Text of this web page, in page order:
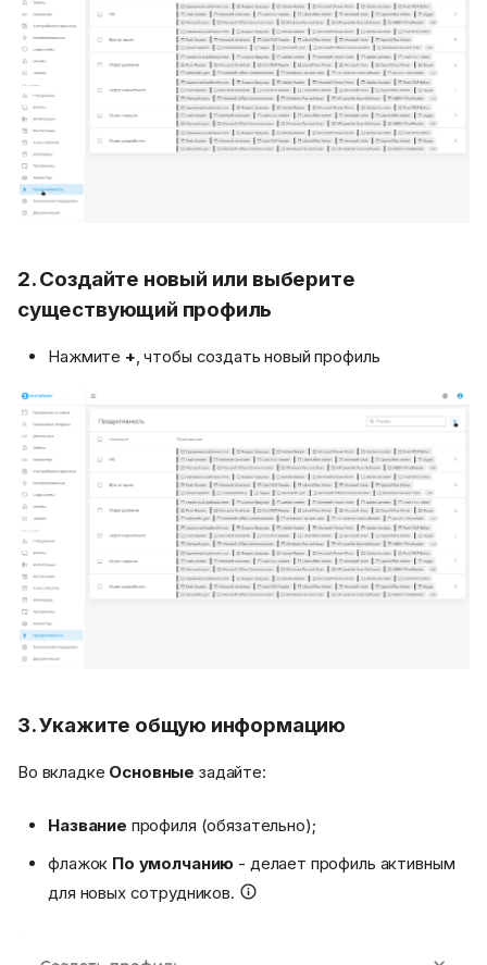
2. Создайте новый или выберите
существующий профиль
Нажмите +, чтобы создать новый профиль
3. Укажите общую информацию
Во вкладке Основные задайте:
Название профиля (обязательно);
флажок По умолчанию - делает профиль активным
для новых сотрудников.